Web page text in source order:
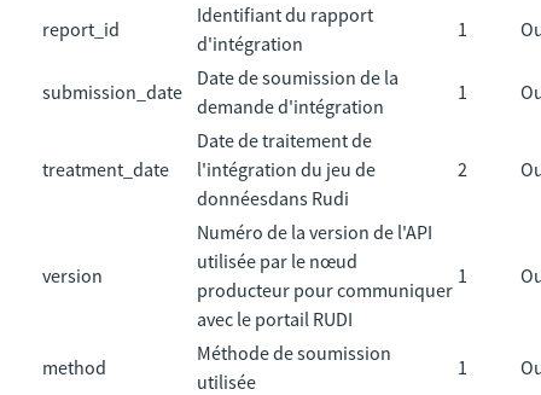
report_id
Identifiant du rapport
d'intégration
1
submission_date
Date de soumission de la
demande d'intégration
1
treatment_date
Date de traitement de
l'intégration du jeu de
donnéesdans Rudi
2
version
Numéro de la version de l'API
utilisée par le nœud
producteur pour communiquer
avec le portail RUDI
1
method
Méthode de soumission
utilisée
1